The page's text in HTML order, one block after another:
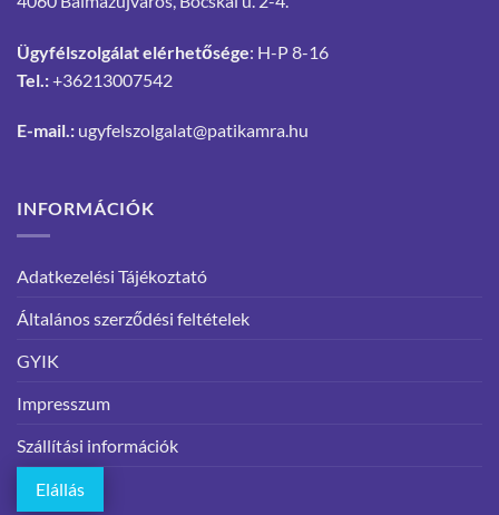
Ügyfélszolgálat elérhetősége: H-P 8-16
Tel.:+36213007542
E-mail.: ugyfelszolgalat@patikamra.hu
INFORMÁCIÓK
Adatkezelési Tájékoztató
Általános szerződési feltételek
GYIK
Impresszum
Szállítási információk
Elállás